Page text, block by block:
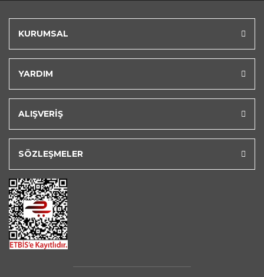
KURUMSAL
YARDIM
ALIŞVERİŞ
SÖZLEŞMELER